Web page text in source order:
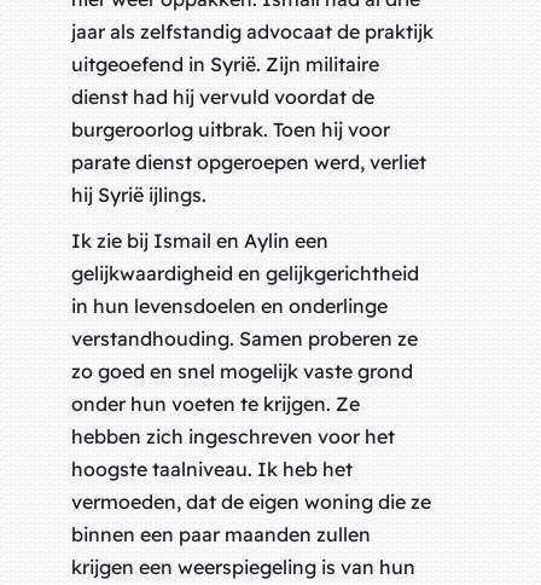
jaar als zelfstandig advocaat de praktijk
uitgeoefend in Syrië. Zijn militaire
dienst had hij vervuld voordat de
burgeroorlog uitbrak. Toen hij voor
parate dienst opgeroepen werd, verliet
hij Syrië ijlings.
Ik zie bij Ismail en Aylin een
gelijkwaardigheid en gelijkgerichtheid
in hun levensdoelen en onderlinge
verstandhouding. Samen proberen ze
zo goed en snel mogelijk vaste grond
onder hun voeten te krijgen. Ze
hebben zich ingeschreven voor het
hoogste taalniveau. Ik heb het
vermoeden, dat de eigen woning die ze
binnen een paar maanden zullen
krijgen een weerspiegeling is van hun